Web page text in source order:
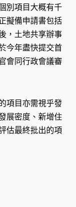
別項目大概有千
擬備申請書包括
，土地共享辦事
今年盡快提交首
會同行政會議審
項目亦需視乎發
展密度、新增住
估最終批出的項